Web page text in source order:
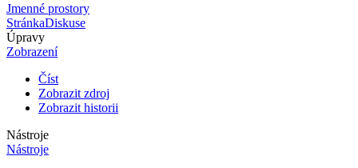
Jmenné prostory
StránkaDiskuse
Úpravy
Zobrazení
Číst
Zobrazit zdroj
Zobrazit historii
Nástroje
Nástroje